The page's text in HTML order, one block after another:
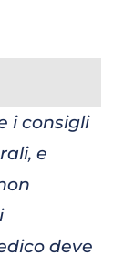
i consigli
e
deve